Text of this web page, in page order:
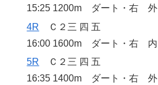
15:25 1200m ダート・右 外
4R Ｃ２三 四 五
16:00 1600m ダート・右 内
5R Ｃ２三 四 五
16:35 1400m ダート・右 外